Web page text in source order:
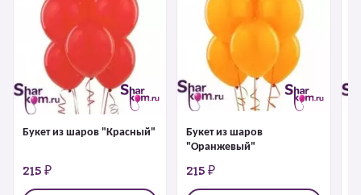
Букет из шаров "Красный"
215 ₽
Букет из шаров
"Оранжевый"
215 ₽